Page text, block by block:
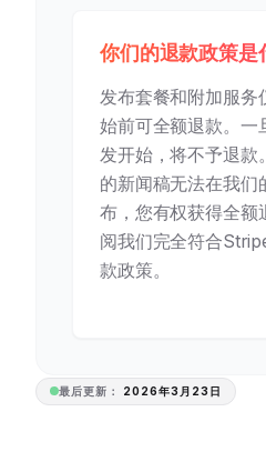
你们的退款政策是
发布套餐和附加服务
始前可全额退款。一
发开始，将不予退款
的新闻稿无法在我们
布，您有权获得全额
阅我们完全符合
款政策。
最后更新： 2026年3月23日